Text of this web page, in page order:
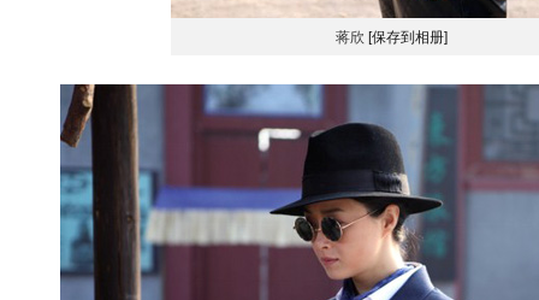
蒋欣 [保存到相册]